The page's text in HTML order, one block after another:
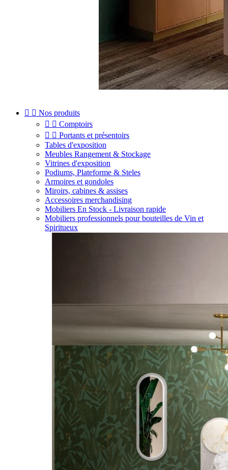
  Nos produits
  Comptoirs
  Portants et présentoirs
Tables d'exposition
Meubles Rangement & Stockage
Vitrines d'exposition
Podiums, Plateforme & Steles
Armoires et gondoles
Miroirs, cabines & assises
Accessoires merchandising
Mobiliers En Stock - Livraison rapide
Mobiliers professionnels pour bouteilles de Vin et
Spiritueux